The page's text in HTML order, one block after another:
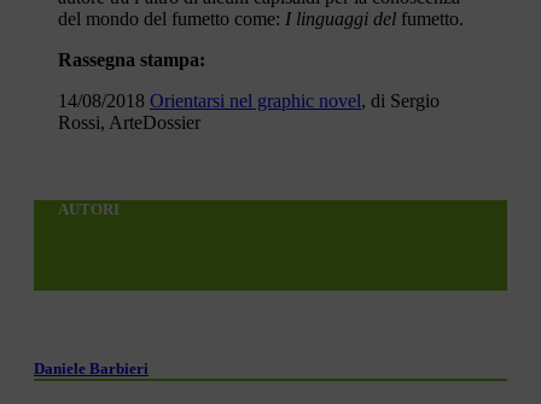
del mondo del fumetto come: I linguaggi del fumetto.
Rassegna stampa:
14/08/2018 Orientarsi nel graphic novel, di Sergio
Rossi, ArteDossier
AUTORI
Daniele Barbieri